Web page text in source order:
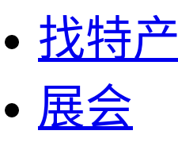
找特产
展会